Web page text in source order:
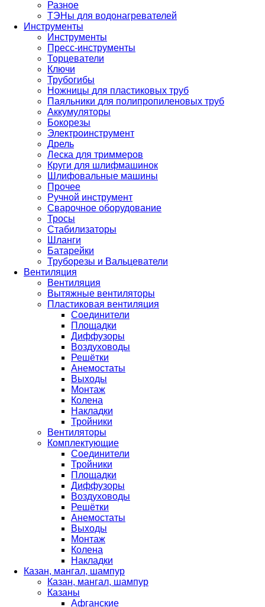
Разное
ТЭНы для водонагревателей
Инструменты
Инструменты
Пресс-инструменты
Торцеватели
Ключи
Трубогибы
Ножницы для пластиковых труб
Паяльники для полипропиленовых труб
Аккумуляторы
Бокорезы
Электроинструмент
Дрель
Леска для триммеров
Круги для шлифмашинок
Шлифовальные машины
Прочее
Ручной инструмент
Сварочное оборудование
Тросы
Стабилизаторы
Шланги
Батарейки
Труборезы и Вальцеватели
Вентиляция
Вентиляция
Вытяжные вентиляторы
Пластиковая вентиляция
Соединители
Площадки
Диффузоры
Воздуховоды
Решётки
Анемостаты
Выходы
Монтаж
Колена
Накладки
Тройники
Вентиляторы
Комплектующие
Соединители
Тройники
Площадки
Диффузоры
Воздуховоды
Решётки
Анемостаты
Выходы
Монтаж
Колена
Накладки
Казан, мангал, шампур
Казан, мангал, шампур
Казаны
Афганские